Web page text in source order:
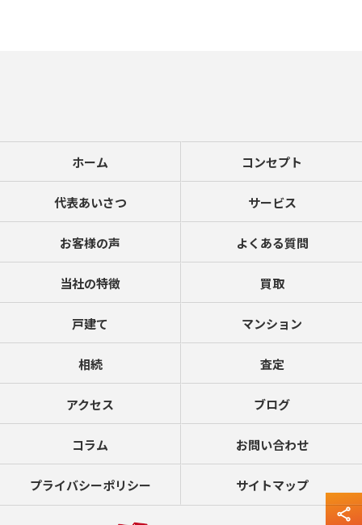
ホーム コンセプト
代表あいさつ サービス
お客様の声 よくある質問
当社の特徴 買取
戸建て マンション
相続 査定
アクセス ブログ
コラム お問い合わせ
プライバシーポリシー サイトマップ